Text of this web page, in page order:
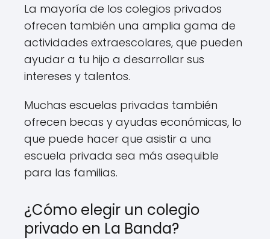
La mayoría de los colegios privados
ofrecen también una amplia gama de
actividades extraescolares, que pueden
ayudar a tu hijo a desarrollar sus
intereses y talentos.
Muchas escuelas privadas también
ofrecen becas y ayudas económicas, lo
que puede hacer que asistir a una
escuela privada sea más asequible
para las familias.
¿Cómo elegir un colegio
privado en La Banda?